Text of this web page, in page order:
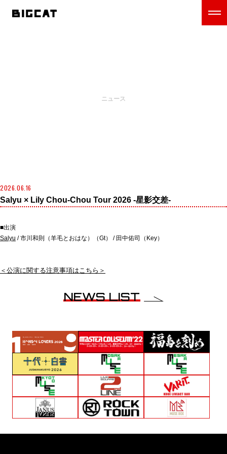
ニュース
2026.06.16
Salyu × Lily Chou-Chou Tour 2026 -星影交差-
■出演
Salyu / 市川和則（羊毛とおはな）（Gt） / 田中佑司（Key）
＜公演に関する注意事項はこちら＞
NEWS LIST